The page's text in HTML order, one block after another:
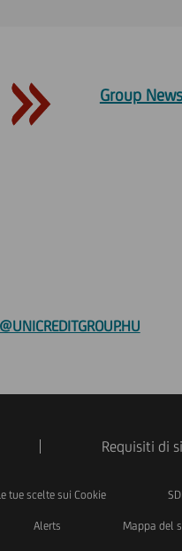
Group
Requisiti di
tue scelte sui Cookie
Alerts Mappa del